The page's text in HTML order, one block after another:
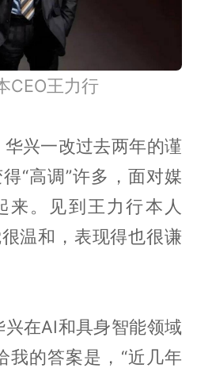
CEO王力行
兴一改过去两年的谨
“高调”许多，面对媒
来。见到王力行本人
温和，表现得也很谦
兴在AI和具身智能领域
我的答案是，“近几年